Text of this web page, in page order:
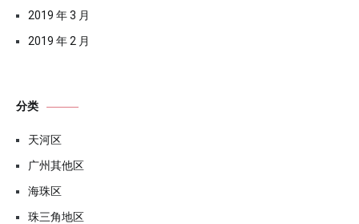
2019 年 3 月
2019 年 2 月
分类
天河区
广州其他区
海珠区
珠三角地区